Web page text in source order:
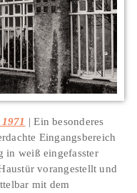
Ein besonderes
Eingangsbereich
in weiß eingefasster
vorangestellt und
mit dem